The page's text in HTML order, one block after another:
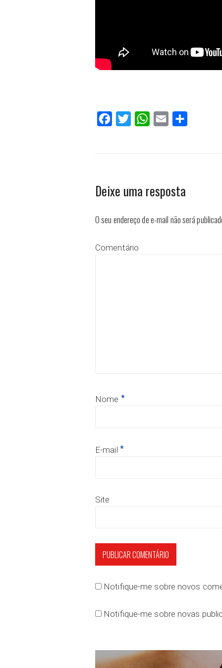
FacebookTwitter WhatsAppEmail
Deixe uma resposta
O seu endereço de e-mail não será
Comentário
Nome *
E-mail *
Site
Notifique-me sobre novos
Notifique-me sobre novas